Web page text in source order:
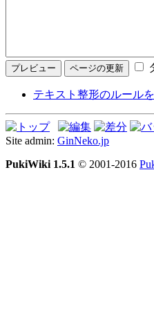
テキスト整形のルール
Site admin: GinNeko.jp
PukiWiki 1.5.1 © 2001-2016